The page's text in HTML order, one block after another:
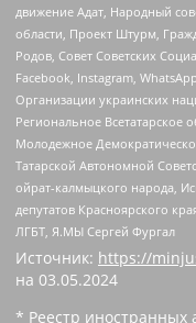
движение Адат, Народный
области, Проект Штурм,
Родов, Совет Советских
Facebook, Instagram,
Организации украинских
Региональное Всетатарское
Молодежное
Татарской Автономной
ойрат-калмыцкого народа,
депутатов Красноярского
ЛГБТ, Я.МЫ Сергей Фургал
Источник: https://
на 03.05.2024
* Реестр иностранных